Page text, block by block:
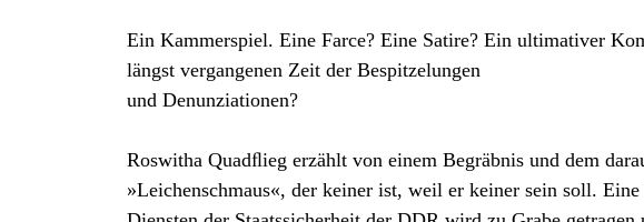
Ein Kammerspiel. Eine Farce? Eine Satire? Ein ultimativer
längst vergangenen Zeit der Bespitzelungen
und Denunziationen?
Roswitha Quadﬂieg erzählt von einem Begräbnis und dem
»Leichenschmaus«, der keiner ist, weil er keiner sein soll.